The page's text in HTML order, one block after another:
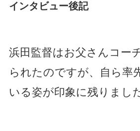
インタビュー後記
浜田監督はお父さんコー
られたのですが、自ら率
いる姿が印象に残りまし